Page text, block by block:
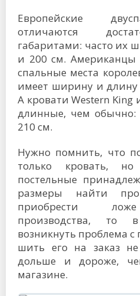
Европейские
отличаются
габаритами: часто их
и 200 см. Американцы
спальные места
имеет ширину и длину
А кровати Western King
длинные, чем обычно:
210 см.
Нужно помнить, что
только кровать,
постельные
размеры найти
приобрести
производства, то
возникнуть проблема с
шить его на заказ не
дольше и дороже,
магазине.